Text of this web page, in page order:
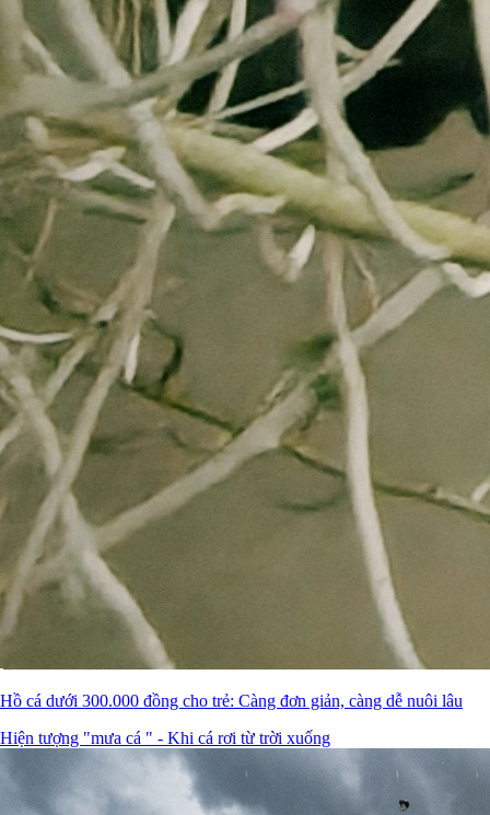
Hồ cá dưới 300.000 đồng cho trẻ: Càng đơn giản, càng dễ nuôi lâu
Hiện tượng "mưa cá " - Khi cá rơi từ trời xuống